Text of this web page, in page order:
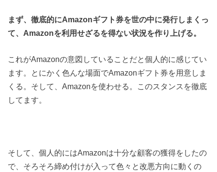
まず、徹底的にAmazonギフト券を世の中に発行しまくっ
て、Amazonを利用せざるを得ない状況を作り上げる。
これがAmazonの意図していることだと個人的に感じてい
ます。とにかく色んな場面でAmazonギフト券を用意しま
くる。そして、Amazonを使わせる。このスタンスを徹底
してます。
そして、個人的にはAmazonは十分な顧客の獲得をしたの
で、そろそろ締め付けが入って色々と改悪方向に動くの